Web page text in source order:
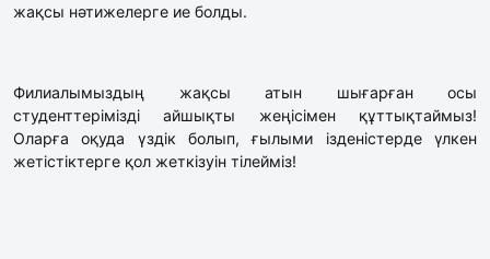
жақсы нәтижелерге ие болды.
Филиалымыздың жақсы атын шығарған осы
студенттерімізді айшықты жеңісімен құттықтаймыз!
Оларға оқуда үздік болып, ғылыми ізденістерде үлкен
жетістіктерге қол жеткізуін тілейміз!